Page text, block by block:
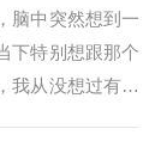
脑中突然想到一
下特别想跟那个
我从没想过有一